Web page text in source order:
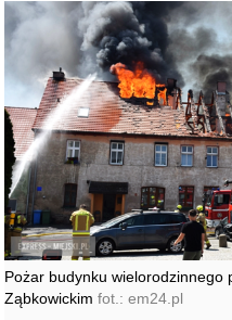
Pożar budynku wielorodzinnego
Ząbkowickim fot.: em24.pl